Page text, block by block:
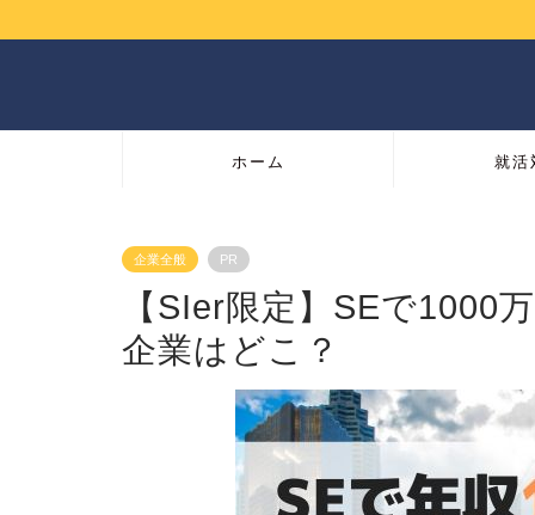
ホーム 就活
企業全般 PR
【SIer限定】SEで1000
企業はどこ？